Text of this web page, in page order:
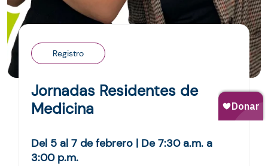
Registro
Jornadas Residentes de
Medicina
Del 5 al 7 de febrero | De 7:30 a.m. a
3:00 p.m.